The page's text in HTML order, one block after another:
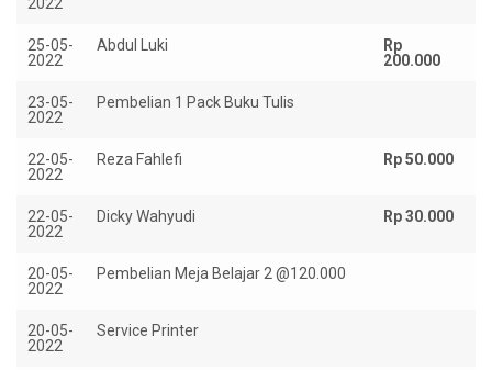
25-05-
2022
Abdul Luki
Rp
200.000
23-05-
2022
Pembelian 1 Pack Buku Tulis
22-05-
2022
Reza Fahlefi Rp 50.000
22-05-
2022
Dicky Wahyudi Rp 30.000
20-05-
2022
Pembelian Meja Belajar 2 @120.000
20-05-
2022
Service Printer